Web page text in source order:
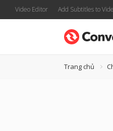
Video Editor Add Subtitles to
Trang chủ